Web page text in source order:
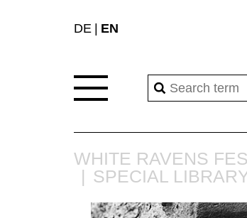
DE EN
WHITE RAVENS
SPECIAL